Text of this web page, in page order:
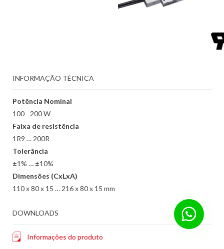
INFORMAÇÃO TÉCNICA
Potência Nominal
100 - 200 W
Faixa de resistência
1R9 … 200R
Tolerância
±1% … ±10%
Dimensões (CxLxA)
110 x 80 x 15 … 216 x 80 x 15 mm
DOWNLOADS
Informações do produto